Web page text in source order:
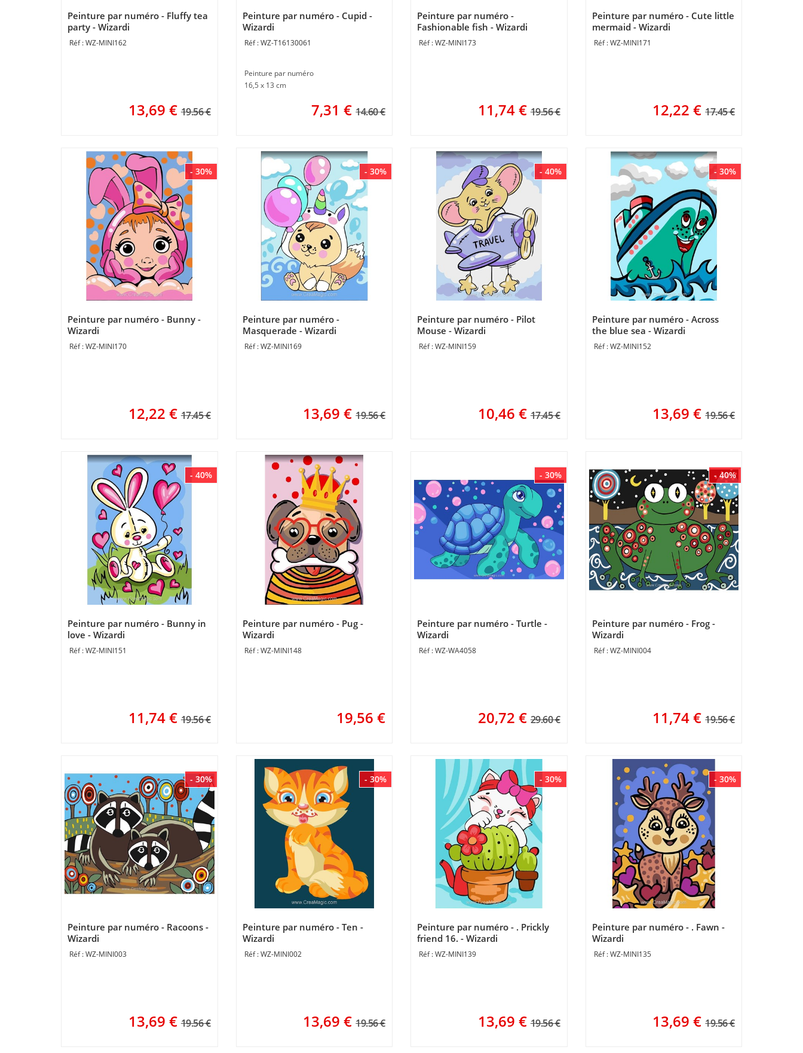
Peinture par numéro - Fluffy tea
party - Wizardi
WZ-MINI162
13,69 € 19.56 €
Peinture par numéro - Cupid -
Wizardi
WZ-T16130061
Peinture par numéro
16,5 x 13 cm
7,31 € 14.60 €
Peinture par numéro -
Fashionable fish - Wizardi
WZ-MINI173
11,74€ 19.56 €
Peinture par numéro - Cute little
mermaid - Wizardi
WZ-MINI171
12,22 € 17.45 €
- 30%
Peinture par numéro - Bunny -
Wizardi
WZ-MINI170
12,22 € 17.45 €
- 30%
Peinture par numéro -
Masquerade - Wizardi
WZ-MINI169
13,69 € 19.56 €
- 40%
Peinture par numéro - Pilot
Mouse - Wizardi
WZ-MINI159
10,46 € 17.45 €
- 30%
Peinture par numéro - Across
the blue sea - Wizardi
WZ-MINI152
13,69 € 19.56 €
- 40%
Peinture par numéro - Bunny in
love - Wizardi
WZ-MINI151
11,74€ 19.56 €
Peinture par numéro - Pug -
Wizardi
WZ-MINI148
19,56 €
- 30%
Peinture par numéro - Turtle -
Wizardi
WZ-WA4058
20,72 € 29.60 €
- 40%
Peinture par numéro - Frog -
Wizardi
WZ-MINI004
11,74€ 19.56 €
- 30%
Peinture par numéro - Racoons -
Wizardi
WZ-MINI003
13,69 € 19.56 €
- 30%
Peinture par numéro - Ten -
Wizardi
WZ-MINI002
13,69 € 19.56 €
- 30%
Peinture par numéro - . Prickly
friend 16. - Wizardi
WZ-MINI139
13,69 € 19.56 €
- 30%
Peinture par numéro - . Fawn -
Wizardi
WZ-MINI135
13,69 € 19.56 €